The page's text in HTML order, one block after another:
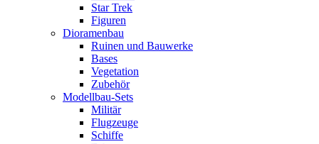
Star Trek
Figuren
Dioramenbau
Ruinen und Bauwerke
Bases
Vegetation
Zubehör
Modellbau-Sets
Militär
Flugzeuge
Schiffe